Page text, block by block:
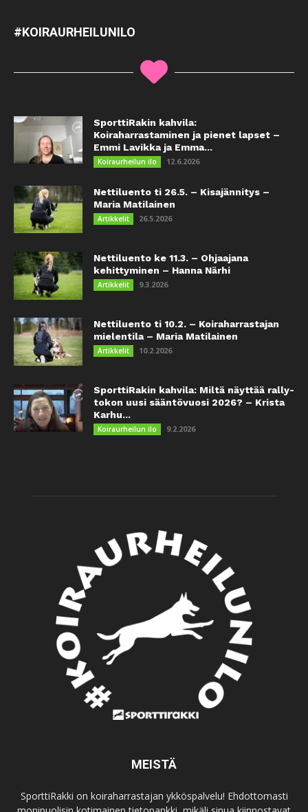
#KOIRAURHEILUNILO
SporttiRakin kahvila:
Koiraharrastaminen ja pienet lapset –
Emmi Lavikka ja Emma...
Koiraurheilun ilo 12.6.2026
Nettiluento ti 26.5. – Kisajännitys –
Maria Matilainen
Artikkelit 26.5.2026
Nettiluento ke 11.3. – Ohjaajana
kehittyminen – Hanna Närhi
Artikkelit 9.3.2026
Nettiluento ti 10.2. – Koiraharrastajan
mielentila – Maria Matilainen
Artikkelit 10.2.2026
SporttiRakin kahvila: Miltä näyttää rally-
tokon uusi sääntövuosi 2026? – Krista
Karhu...
Koiraurheilun ilo 9.2.2026
MEISTÄ
SporttiRakki on koiraharrastajan ykköspalvelu! Ehdottomasti